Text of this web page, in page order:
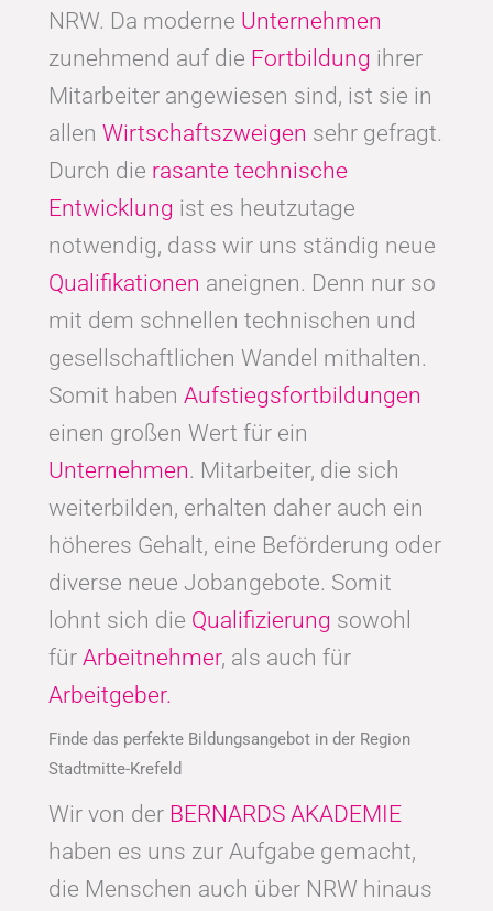
NRW. Da moderne Unternehmen
zunehmend auf die Fortbildung ihrer
Mitarbeiter angewiesen sind, ist sie in
allen Wirtschaftszweigen sehr gefragt.
Durch die rasante technische
Entwicklung ist es heutzutage
notwendig, dass wir uns ständig neue
Qualifikationen aneignen. Denn nur so
mit dem schnellen technischen und
gesellschaftlichen Wandel mithalten.
Somit haben Aufstiegsfortbildungen
einen großen Wert für ein
Unternehmen. Mitarbeiter, die sich
weiterbilden, erhalten daher auch ein
höheres Gehalt, eine Beförderung oder
diverse neue Jobangebote. Somit
lohnt sich die Qualifizierung sowohl
für Arbeitnehmer, als auch für
Arbeitgeber.
Finde das perfekte Bildungsangebot in der Region
Stadtmitte-Krefeld
Wir von der BERNARDS AKADEMIE
haben es uns zur Aufgabe gemacht,
die Menschen auch über NRW hinaus